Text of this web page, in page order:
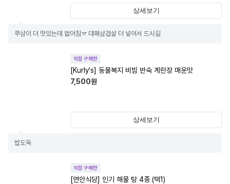
상세보기
쭈삼이 더 맛있는데 없어짐ㅠ 대패삼겹살 더 넣어서 드시길
직접 구매한
[Kurly's] 동물복지 비빔 반숙 계란장 매운맛
7,500원
상세보기
밥도둑
직접 구매한
[연안식당] 인기 해물 탕 4종 (택1)